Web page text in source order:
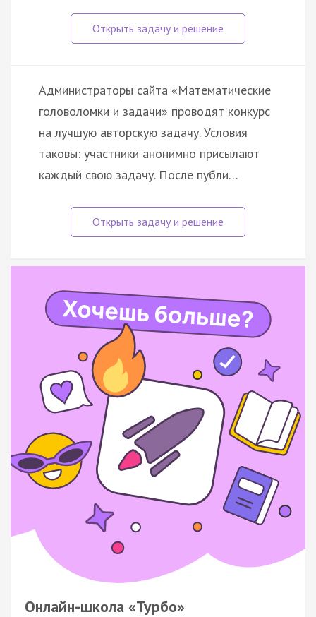
Администраторы сайта «Математические
головоломки и задачи» проводят конкурс
на лучшую авторскую задачу. Условия
таковы: участники анонимно присылают
каждый свою задачу. После публи…
Онлайн-школа «Турбо»